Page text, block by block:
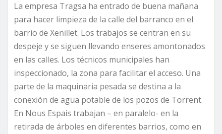
La empresa Tragsa ha entrado de buena mañana
para hacer limpieza de la calle del barranco en el
barrio de Xenillet. Los trabajos se centran en su
despeje y se siguen llevando enseres amontonados
en las calles. Los técnicos municipales han
inspeccionado, la zona para facilitar el acceso. Una
parte de la maquinaria pesada se destina a la
conexión de agua potable de los pozos de Torrent.
En Nous Espais trabajan – en paralelo- en la
retirada de árboles en diferentes barrios, como en